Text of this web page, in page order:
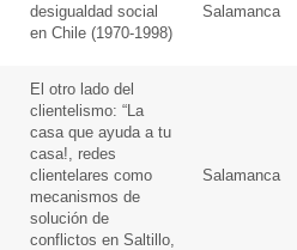
desigualdad social
en Chile (1970-1998)
Salamanca
El otro lado del
clientelismo: “La
casa que ayuda a tu
casa!, redes
clientelares como
mecanismos de
solución de
conflictos en Saltillo,
Salamanca